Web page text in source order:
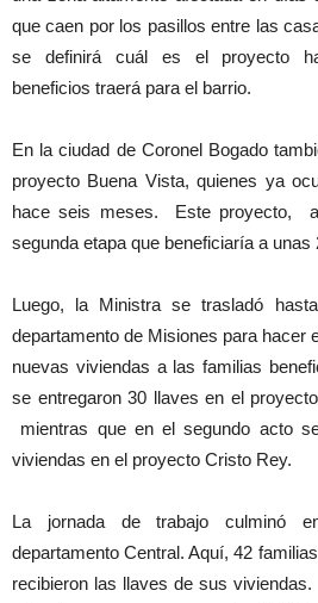
que caen por los pasillos entre las
se definirá cuál es el proyecto
beneficios traerá para el barrio.
En la ciudad de Coronel Bogado
proyecto Buena Vista, quienes ya
hace seis meses. Este proyecto,
segunda etapa que beneficiaría a unas
Luego, la Ministra se trasladó
departamento de Misiones para hacer
nuevas viviendas a las familias
se entregaron 30 llaves en el
mientras que en el segundo acto
viviendas en el proyecto Cristo Rey.
La jornada de trabajo culminó
departamento Central. Aquí, 42
recibieron las llaves de sus